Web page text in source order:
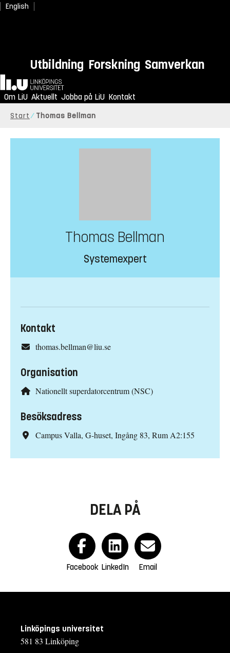
English
Utbildning Forskning Samverkan
Hem
Om LiU Aktuellt Jobba på LiU Kontakt
Start Thomas Bellman
Thomas Bellman
Systemexpert
Kontakt
thomas.bellman@liu.se
Organisation
Nationellt superdatorcentrum (NSC)
Besöksadress
Campus Valla, G-huset, Ingång 83, Rum A2:155
DELA PÅ
Facebook LinkedIn Email
Linköpings universitet
581 83 Linköping